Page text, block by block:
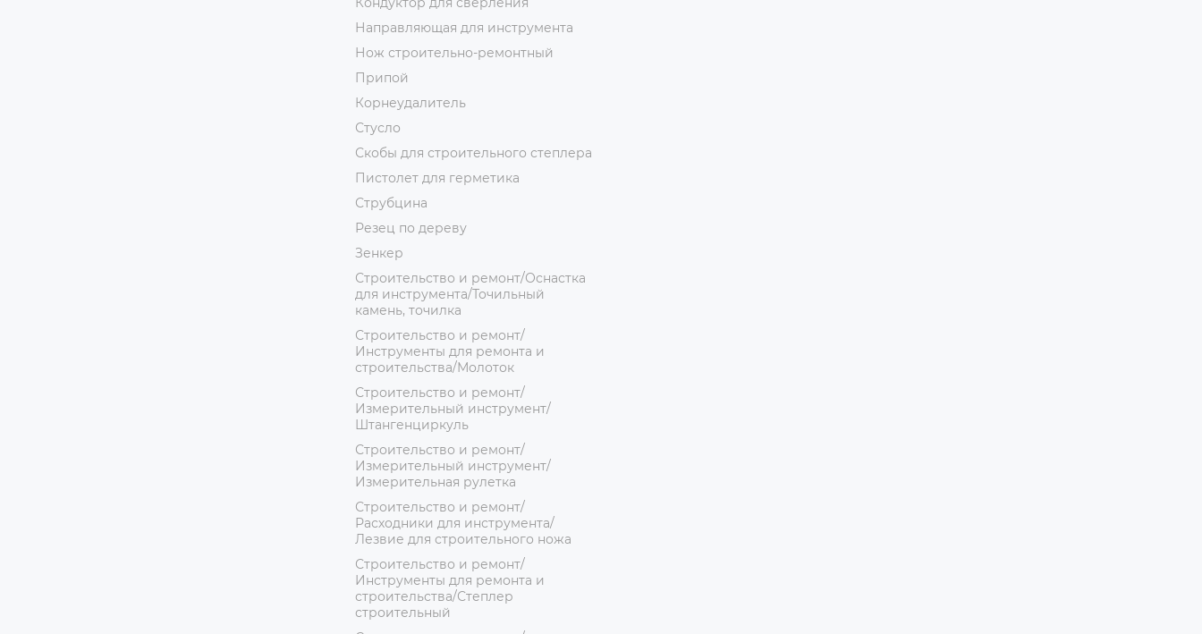
Направляющая для инструмента
Нож строительно-ремонтный
Припой
Корнеудалитель
Стусло
Скобы для строительного степлера
Пистолет для герметика
Струбцина
Резец по дереву
Зенкер
Строительство и ремонт/Оснастка
для инструмента/Точильный
камень, точилка
Строительство и ремонт/
Инструменты для ремонта и
строительства/Молоток
Строительство и ремонт/
Измерительный инструмент/
Штангенциркуль
Строительство и ремонт/
Измерительный инструмент/
Измерительная рулетка
Строительство и ремонт/
Расходники для инструмента/
Лезвие для строительного ножа
Строительство и ремонт/
Инструменты для ремонта и
строительства/Степлер
строительный